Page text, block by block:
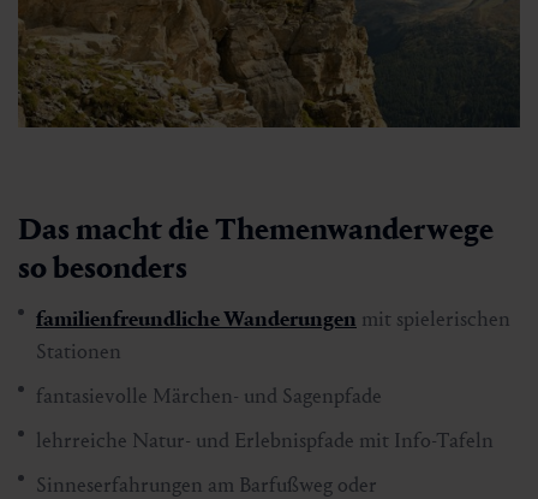
Das macht die Themenwanderwege
so besonders
familienfreundliche Wanderungen mit spielerischen
Stationen
fantasievolle Märchen- und Sagenpfade
lehrreiche Natur- und Erlebnispfade mit Info-Tafeln
Sinneserfahrungen am Barfußweg oder